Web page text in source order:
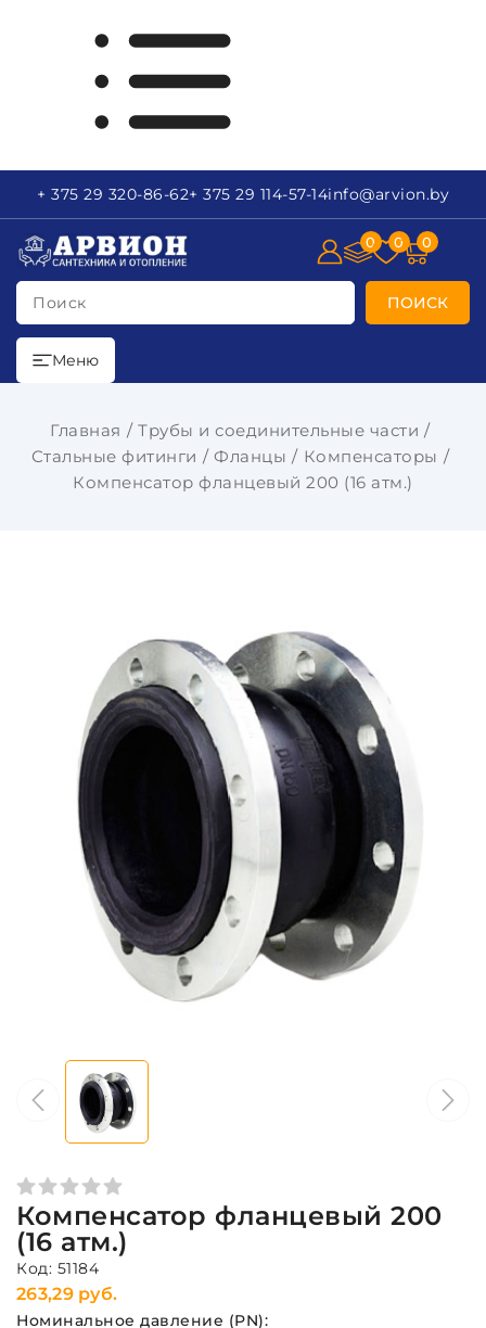
+ 375 29 320-86-62+ 375 29 114-57-14info@arvion.by
Поиск ПОИСК
0 0 0
Меню
Главная
Трубы и соединительные части
Стальные фитинги
Фланцы
Компенсаторы
Компенсатор фланцевый 200 (16 атм.)
Компенсатор фланцевый 200
(16 атм.)
Код: 51184
263,29 руб.
Номинальное давление (PN):